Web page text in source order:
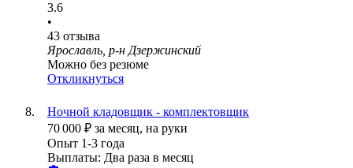
3.6
•
43 отзыва
Ярославль, р-н Дзержинский
Можно без резюме
Откликнуться
Ночной кладовщик - комплектовщик
70 000 ₽ за месяц, на руки
Опыт 1-3 года
Выплаты: Два раза в месяц